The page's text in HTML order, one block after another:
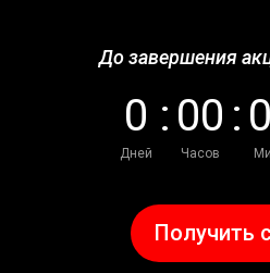
До завершения
0
Дней
: 00
Часов
: 0
Получить